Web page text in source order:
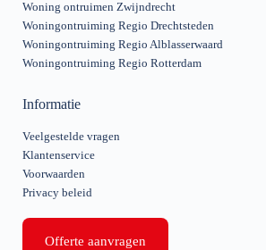
Woning ontruimen Zwijndrecht
Woningontruiming Regio Drechtsteden
Woningontruiming Regio Alblasserwaard
Woningontruiming Regio Rotterdam
Informatie
Veelgestelde vragen
Klantenservice
Voorwaarden
Privacy beleid
Offerte aanvragen